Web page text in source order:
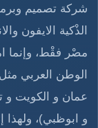
شركة تصميم
الذْكية الايفون
مصْر فقْط، وإنما
الوطن العربي
عمان و الكويت و
و ابوظبي)، ولهذا